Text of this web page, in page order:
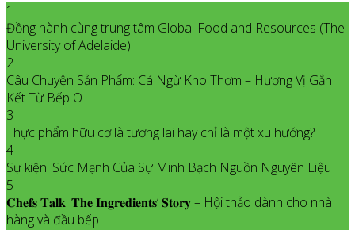
1
Đồng hành cùng trung tâm Global Food and Resources (The
University of Adelaide)
2
Câu Chuyện Sản Phẩm: Cá Ngừ Kho Thơm – Hương Vị Gắn
Kết Từ Bếp O
3
Thực phẩm hữu cơ là tương lai hay chỉ là một xu hướng?
4
Sự kiện: Sức Mạnh Của Sự Minh Bạch Nguồn Nguyên Liệu
5
𝐂𝐡𝐞𝐟𝐬 𝐓𝐚𝐥𝐤: 𝐓𝐡𝐞 𝐈𝐧𝐠𝐫𝐞𝐝𝐢𝐞𝐧𝐭𝐬’ 𝐒𝐭𝐨𝐫𝐲 – Hội thảo dành cho nhà
hàng và đầu bếp